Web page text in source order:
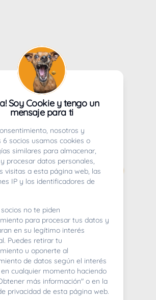
Lo sentimos mucho.
Soy Cookie y tengo un
mensaje para ti
nosotros y
6 socios usamos cookies o
similares para almacenar,
procesar datos personales,
visitas a esta página web, las
IP y los identificadores de
no te piden
para procesar tus datos y
en su legítimo interés
Puedes retirar tu
u oponerte al
de datos según el interés
cualquier momento haciendo
más información" o en la
privacidad de esta página web.